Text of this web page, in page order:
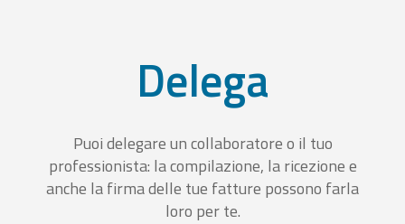
Delega
Puoi delegare un collaboratore o il tuo
professionista: la compilazione, la ricezione e
anche la firma delle tue fatture possono farla
loro per te.